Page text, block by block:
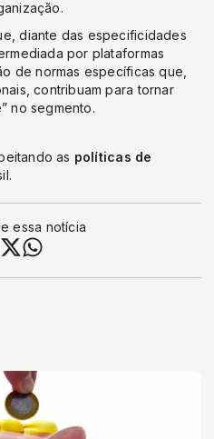
diante das especificidades
por plataformas
de normas específicas que,
contribuam para tornar
no segmento.
as políticas de
essa notícia